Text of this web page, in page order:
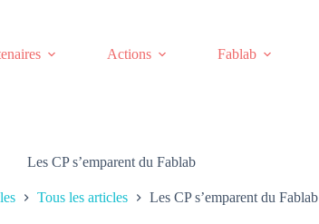
Actions Fablab
Les CP s’emparent du Fablab
Tous les articles Les CP s’emparent du Fablab